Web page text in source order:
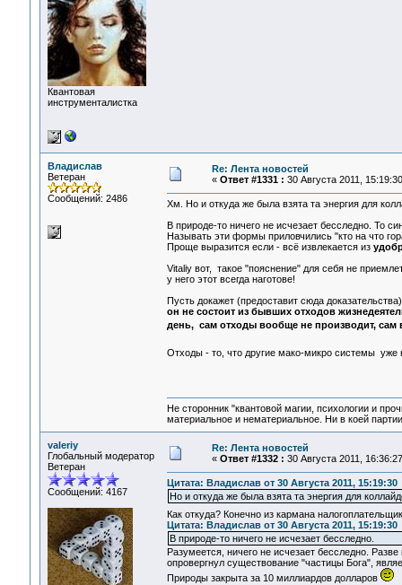
Квантовая
инструменталистка
Владислав
Ветеран
Сообщений: 2486
Re: Лента новостей
« Ответ #1331 : 30 Августа 2011,
Хм. Но и откуда же была взята та энергия для
В природе-то ничего не исчезает бесследно. То
Называть эти формы приловчились "кто на что
Проще выразится если - всё извлекается из
Vitaliy вот, такое "пояснение" для себя не
у него этот всегда наготове!
Пусть докажет (предоставит сюда
он не состоит из бывших отходов
день, сам отходы вообще не производит, сам
Отходы - то, что другие мако-микро системы уже
Не сторонник "квантовой магии, психологии и
материальное и нематериальное. Ни в коей
valeriy
Глобальный модератор
Ветеран
Сообщений: 4167
Re: Лента новостей
« Ответ #1332 : 30 Августа 2011,
Цитата: Владислав от 30 Августа 2011, 15:19:30
Но и откуда же была взята та энергия для
Как откуда? Конечно из кармана
Цитата: Владислав от 30 Августа 2011, 15:19:30
В природе-то ничего не исчезает бесследно.
Разумеется, ничего не исчезает бесследно.
опровергнул существование "частицы Бога",
Природы закрыта за 10 миллиардов долларов